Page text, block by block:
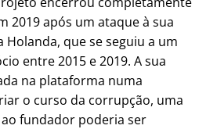
2019 após um ataque à sua
Holanda, que se seguiu a um
entre 2015 e 2019. A sua
na plataforma numa
o curso da corrupção, uma
fundador poderia ser